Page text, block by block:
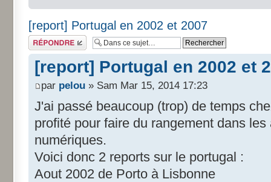
[report] Portugal en 2002 et 2007
Répondre
[report] Portugal en 2002 et
par pelou » Sam Mar 15, 2014 17:23
J'ai passé beaucoup (trop) de temps
profité pour faire du rangement dans
numériques.
Voici donc 2 reports sur le portugal :
Aout 2002 de Porto à Lisbonne